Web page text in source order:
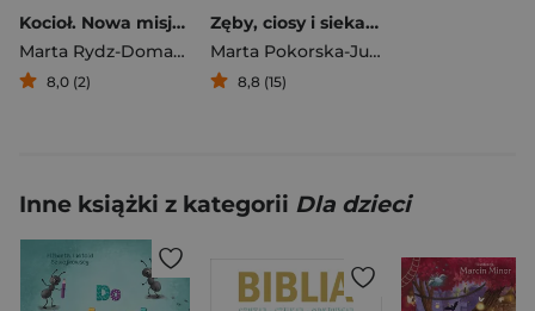
Kocioł. Nowa misja astroMIAUty
Marta Rydz-Domańska
8,0 (2)
Zęby, ciosy i siekacze
Marta Pokorska-Jurek
8,8 (15)
Inne książki z kategorii Dla dzieci